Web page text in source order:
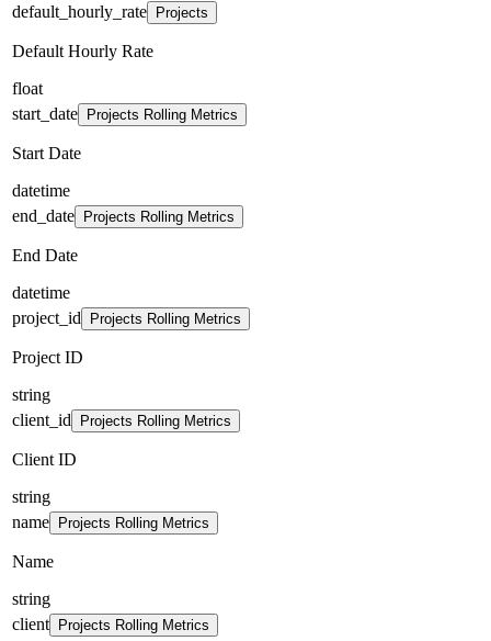
default_hourly_rate
Projects
Default Hourly Rate
float
start_date
Projects Rolling Metrics
Start Date
datetime
end_date
Projects Rolling Metrics
End Date
datetime
project_id
Projects Rolling Metrics
Project ID
string
client_id
Projects Rolling Metrics
Client ID
string
name
Projects Rolling Metrics
Name
string
client
Projects Rolling Metrics